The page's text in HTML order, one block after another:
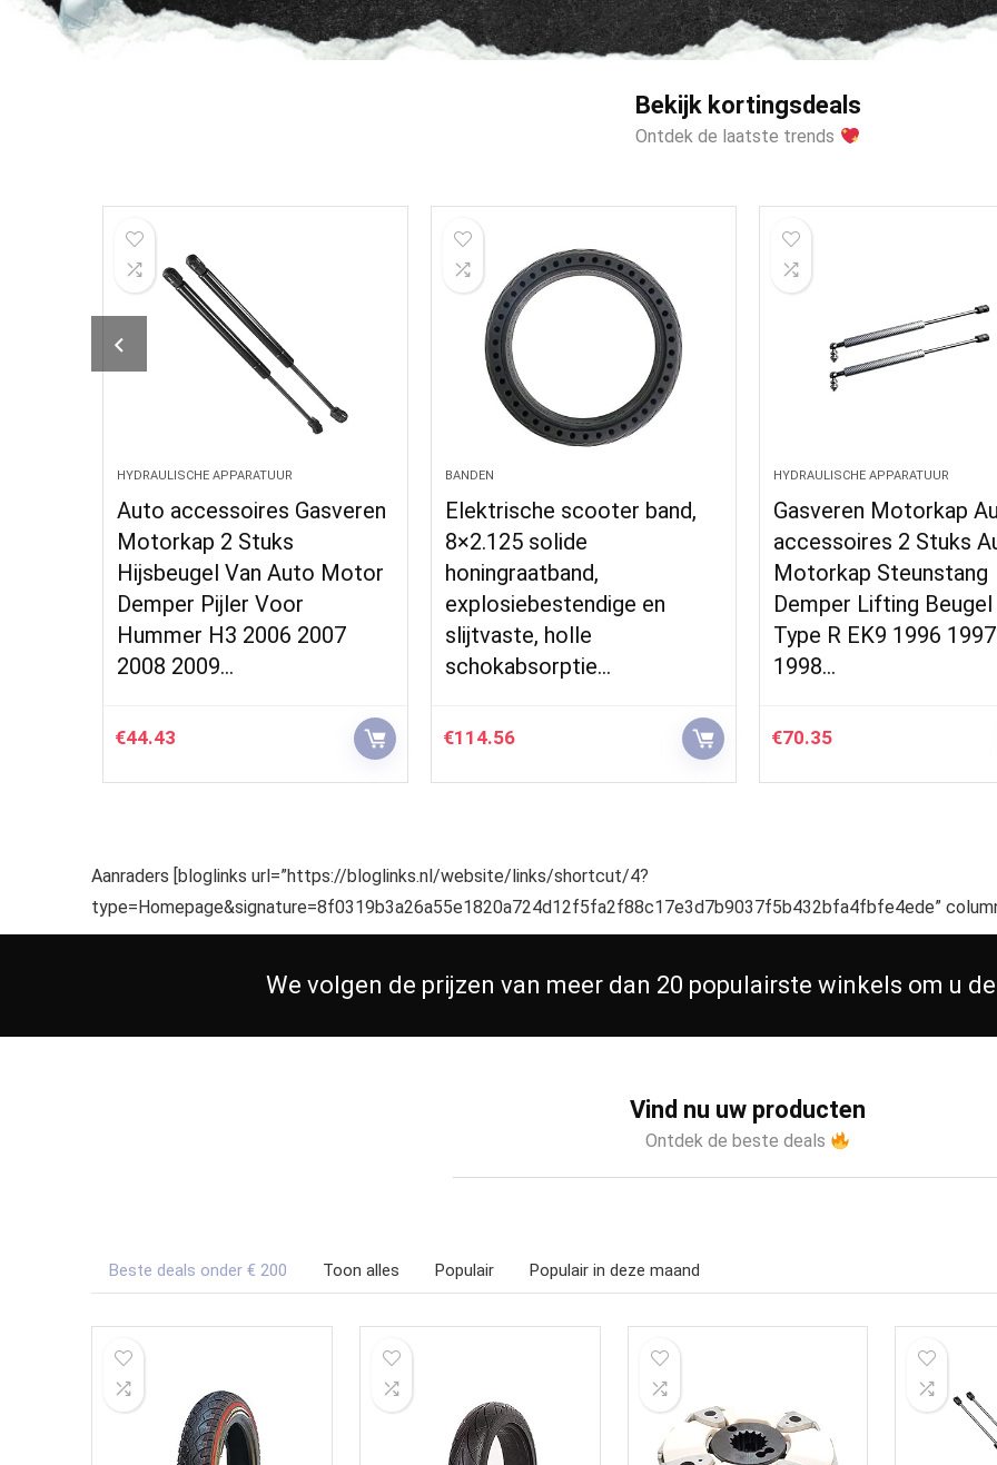
Bekijk kortingsdeals
Ontdek de laatste trends
BANDEN
Elektrische scooter band,
8×2.125 solide
honingraatband,
explosiebestendige en
slijtvaste, holle
schokabsorptie…
€114.56
HYDRAULISCHE APPARATUUR
Gasveren Motorkap Auto
accessoires 2 Stuks Auto
Motorkap Steunstang
Demper Lifting Beugel Voor
Type R EK9 1996 1997
1998…
€70.35
ZITTINGEN
Universele schuifbare
trekkerstoelt,PU zwart
waterdicht verstelbare
140mm ophangstoel
W/afvoergat voor
€90.53
Aanraders [bloglinks url=”https://bloglinks.nl/website/links/shortcut/4?
type=Homepage&signature=8f0319b3a26a55e1820a724d12f5fa2f88c17e3d7b9037f5b432bfa4fbfe4ede”
We volgen de prijzen van meer dan 20 populairste winkels om u
Vind nu uw producten
Ontdek de beste deals
Beste deals onder € 200 Toon alles Populair Populair in deze maand